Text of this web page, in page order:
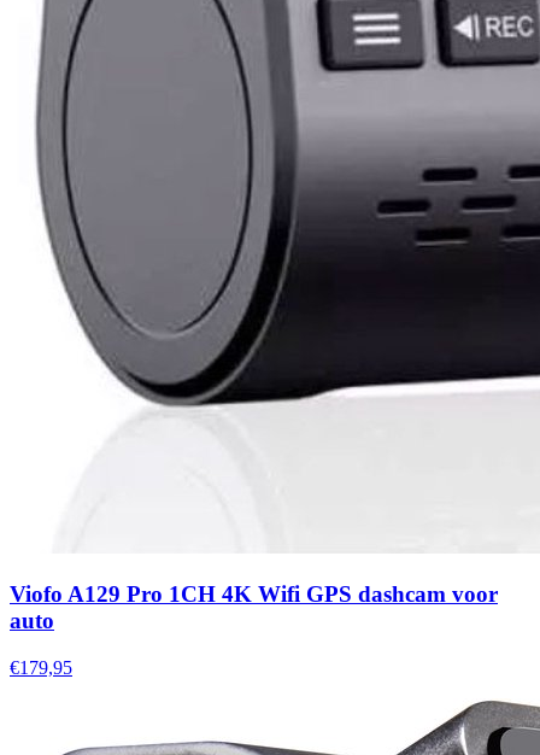
Viofo A129 Pro 1CH 4K Wifi GPS dashcam voor
auto
€179,95